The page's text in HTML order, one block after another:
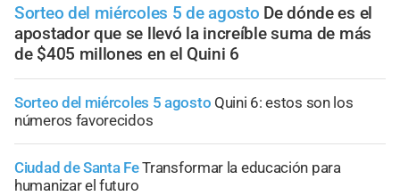
Sorteo del miércoles 5 de agosto De dónde es el
apostador que se llevó la increíble suma de más
de $405 millones en el Quini 6
Sorteo del miércoles 5 agosto Quini 6: estos son los
números favorecidos
Ciudad de Santa FeTransformar la educación para
humanizar el futuro